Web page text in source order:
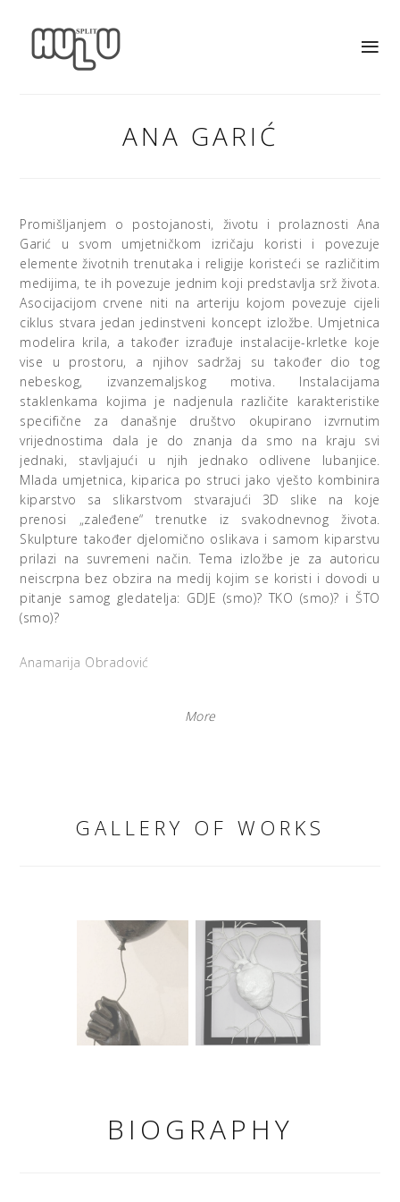
ANA GARIĆ
Promišljanjem o postojanosti, životu i prolaznosti Ana
Garić u svom umjetničkom izričaju koristi i povezuje
elemente životnih trenutaka i religije koristeći se različitim
medijima, te ih povezuje jednim koji predstavlja srž života.
Asocijacijom crvene niti na arteriju kojom povezuje cijeli
ciklus stvara jedan jedinstveni koncept izložbe. Umjetnica
modelira krila, a također izrađuje instalacije-krletke koje
vise u prostoru, a njihov sadržaj su također dio tog
nebeskog, izvanzemaljskog motiva. Instalacijama
staklenkama kojima je nadjenula različite karakteristike
specifične za današnje društvo okupirano izvrnutim
vrijednostima dala je do znanja da smo na kraju svi
jednaki, stavljajući u njih jednako odlivene lubanjice.
Mlada umjetnica, kiparica po struci jako vješto kombinira
kiparstvo sa slikarstvom stvarajući 3D slike na koje
prenosi „zaleđene“ trenutke iz svakodnevnog života.
Skulpture također djelomično oslikava i samom kiparstvu
prilazi na suvremeni način. Tema izložbe je za autoricu
neiscrpna bez obzira na medij kojim se koristi i dovodi u
pitanje samog gledatelja: GDJE (smo)? TKO (smo)? i ŠTO
(smo)?
Anamarija Obradović
More
GALLERY OF WORKS
BIOGRAPHY